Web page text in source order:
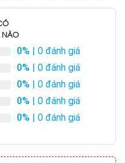
0% | 0 đánh giá
0% | 0 đánh giá
0% | 0 đánh giá
0% | 0 đánh giá
0% | 0 đánh giá